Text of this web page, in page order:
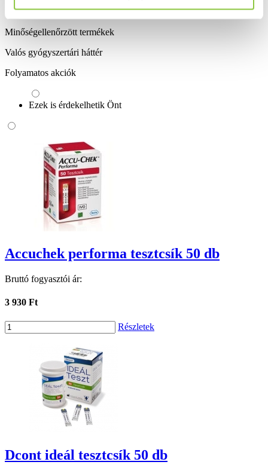
Ingyenes szállítás 18 000 Ft felett
Minőségellenőrzött termékek
Valós gyógyszertári háttér
Folyamatos akciók
Ezek is érdekelhetik Önt
Accuchek performa tesztcsík 50 db
Bruttó fogyasztói ár:
3 930 Ft
Részletek
Dcont ideál tesztcsík 50 db